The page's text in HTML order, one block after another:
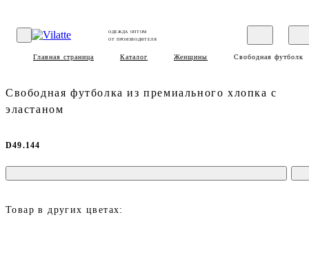
ОДЕЖДА ОПТОМ
ОТ ПРОИЗВОДИТЕЛЯ
Главная страница Каталог Женщины Свободная футболка
Свободная футболка из премиального хлопка с
эластаном
D49.144
Товар в других цветах: